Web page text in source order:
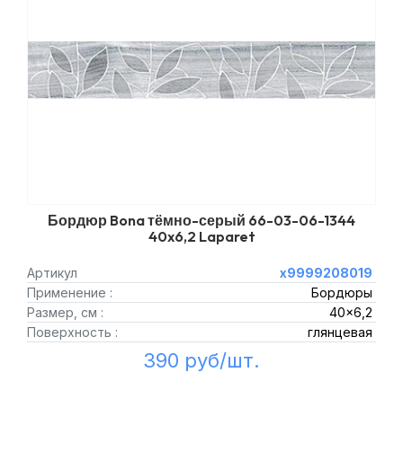
Бордюр Bona тёмно-серый 66-03-06-1344
40x6,2 Laparet
Артикул
х9999208019
Применение :
Бордюры
Размер, см :
40x6,2
Поверхность :
глянцевая
390 руб/шт.